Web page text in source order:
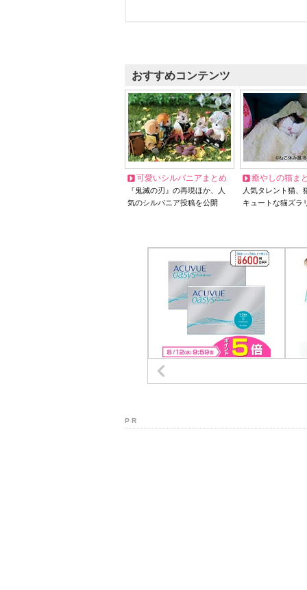
おすすめコンテンツ
可愛いシルバニアまとめ
『鬼滅の刃』の再現ほか、人
気のシルバニア投稿を公開
癒やしの猫ま
人気タレント猫
キュートな猫ズラ
P R